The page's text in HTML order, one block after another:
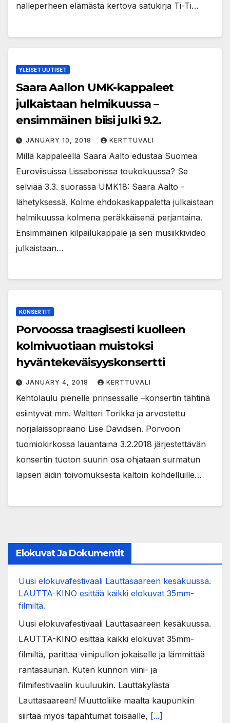
nalleperheen elämästä kertova satukirja Ti-Ti…
YLEISET UUTISET
Saara Aallon UMK-kappaleet
julkaistaan helmikuussa –
ensimmäinen biisi julki 9.2.
JANUARY 10, 2018 KERTTUVALI
Millä kappaleella Saara Aalto edustaa Suomea
Euroviisuissa Lissabonissa toukokuussa? Se
selviää 3.3. suorassa UMK18: Saara Aalto -
lähetyksessä. Kolme ehdokaskappaletta julkaistaan
helmikuussa kolmena peräkkäisenä perjantaina.
Ensimmäinen kilpailukappale ja sen musiikkivideo
julkaistaan…
KONSERTIT
Porvoossa traagisesti kuolleen
kolmivuotiaan muistoksi
hyväntekeväisyyskonsertti
JANUARY 4, 2018 KERTTUVALI
Kehtolaulu pienelle prinsessalle –konsertin tähtinä
esiintyvät mm. Waltteri Torikka ja arvostettu
norjalaissopraano Lise Davidsen. Porvoon
tuomiokirkossa lauantaina 3.2.2018 järjestettävän
konsertin tuoton suurin osa ohjataan surmatun
lapsen äidin toivomuksesta kaltoin kohdelluille…
Elokuvat Ja Dokumentit
Uusi elokuvafestivaali Lauttasaareen kesäkuussa.
LAUTTA-KINO esittää kaikki elokuvat 35mm-
filmiltä.
Uusi elokuvafestivaali Lauttasaareen kesäkuussa.
LAUTTA-KINO esittää kaikki elokuvat 35mm-
filmiltä, parittaa viinipullon jokaiselle ja lämmittää
rantasaunan. Kuten kunnon viini- ja
filmifestivaalin kuuluukin. Lauttakylästä
Lauttasaareen! Muuttoliike maalta kaupunkiin
siirtää myös tapahtumat toisaalle, [...]